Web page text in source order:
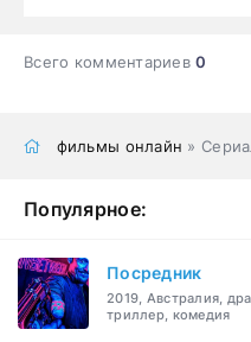
Всего комментариев0
фильмы онлайн »
Популярное:
Посредник
2019, Австралия,
триллер, комедия